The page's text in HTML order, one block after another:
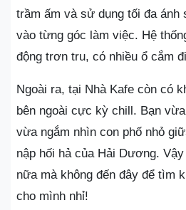
trầm ấm và sử dụng tối đa ánh
vào từng góc làm việc. Hệ
động trơn tru, có nhiều ổ cắm
Ngoài ra, tại Nhà Kafe còn có
bên ngoài cực kỳ chill. Bạn
vừa ngắm nhìn con phố nhỏ
nập hối hả của Hải Dương.
nữa mà không đến đây để tìm
cho mình nhỉ!